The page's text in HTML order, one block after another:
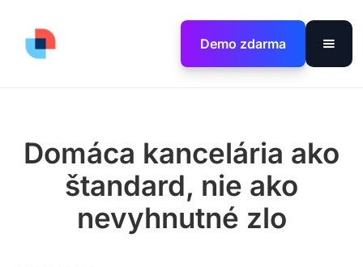
Demo zdarma
Domáca kancelária ako
štandard, nie ako
nevyhnutné zlo